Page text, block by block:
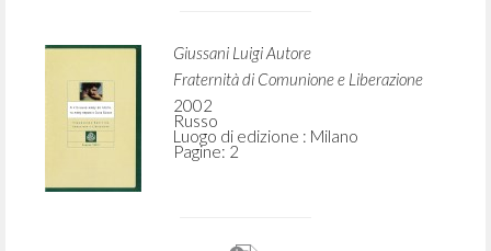
Giussani Luigi Autore
Fraternità di Comunione e Liberazione
2002
Russo
Luogo di edizione : Milano
Pagine: 2